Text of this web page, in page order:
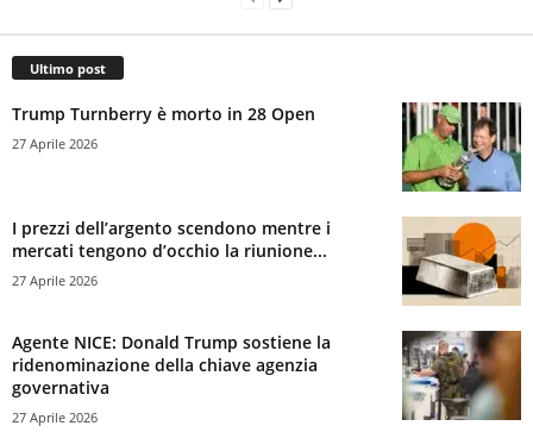
Ultimo post
Trump Turnberry è morto in 28 Open
27 Aprile 2026
I prezzi dell’argento scendono mentre i
mercati tengono d’occhio la riunione...
27 Aprile 2026
Agente NICE: Donald Trump sostiene la
ridenominazione della chiave agenzia
governativa
27 Aprile 2026